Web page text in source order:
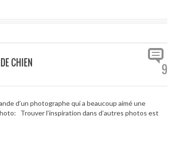
CHIEN 9
d’un photographe qui a beaucoup aimé une
Trouver l’inspiration dans d’autres photos est